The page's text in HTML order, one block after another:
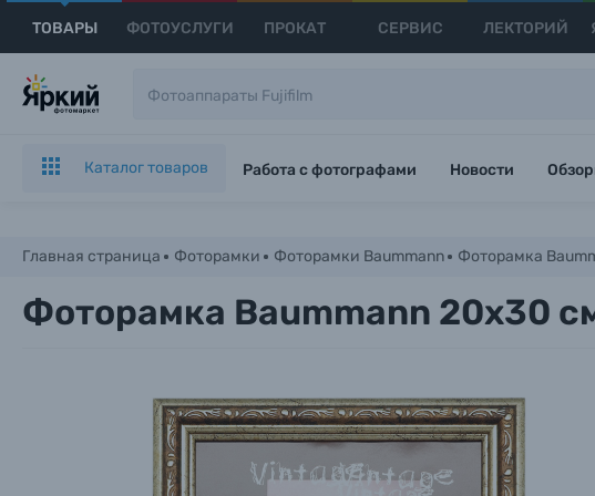
ТОВАРЫ ФОТОУСЛУГИ ПРОКАТ СЕРВИС ЛЕКТОРИЙ
Каталог товаров Работа с фотографами Новости
Главная страница Фоторамки Фоторамки Baummann Фоторамка
Фоторамка Baummann 20х30